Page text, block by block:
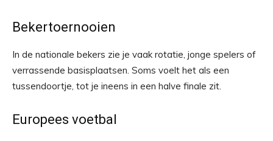
Bekertoernooien
In de nationale bekers zie je vaak rotatie, jonge spelers of
verrassende basisplaatsen. Soms voelt het als een
tussendoortje, tot je ineens in een halve finale zit.
Europees voetbal